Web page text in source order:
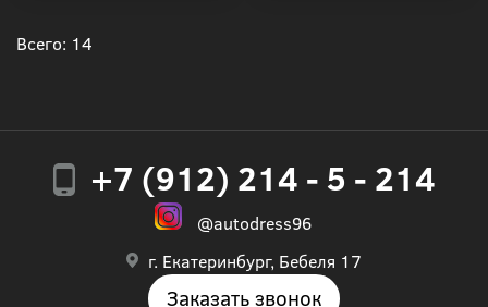
Всего: 14
+7 (912) 214 - 5 - 214
@autodress96
г. Екатеринбург, Бебеля 17
Заказать звонок